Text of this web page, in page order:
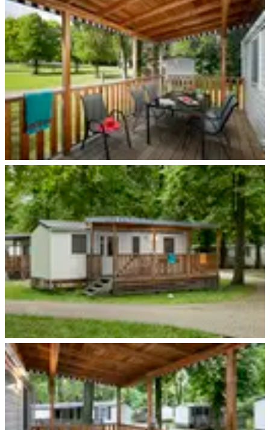
Hünfeld
Hünfeld
Leipzig